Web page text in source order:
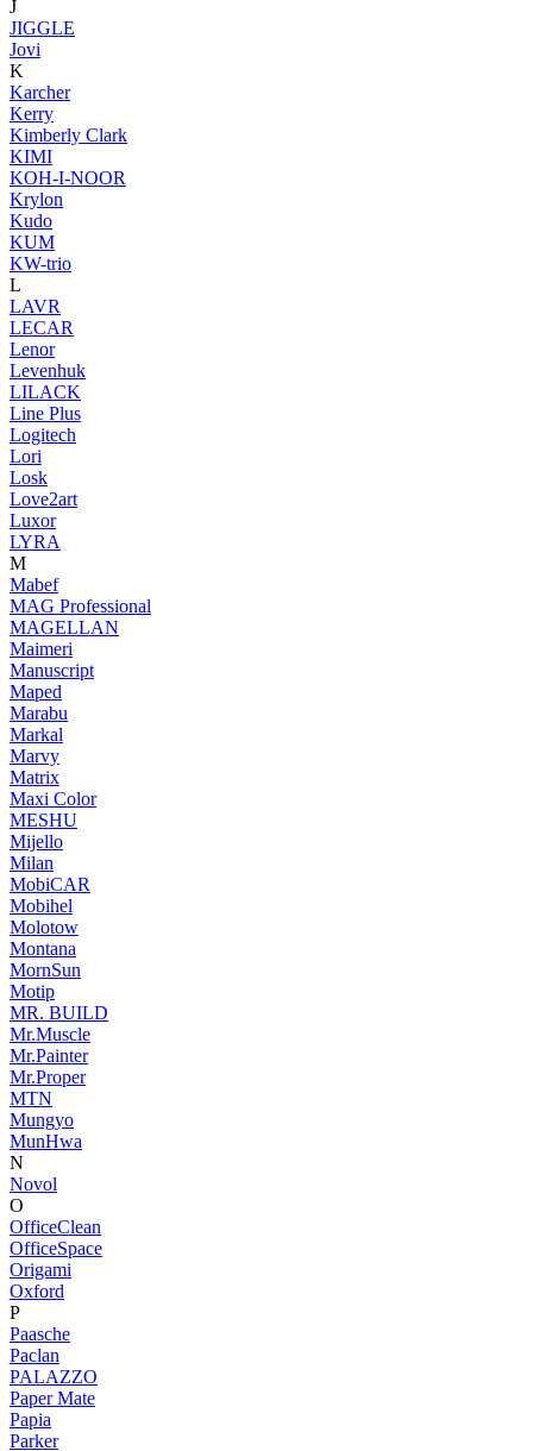
J
JIGGLE
Jovi
K
Karcher
Kerry
Kimberly Clark
KIMI
KOH-I-NOOR
Krylon
Kudo
KUM
KW-trio
L
LAVR
LECAR
Lenor
Levenhuk
LILACK
Line Plus
Logitech
Lori
Losk
Love2art
Luxor
LYRA
M
Mabef
MAG Professional
MAGELLAN
Maimeri
Manuscript
Maped
Marabu
Markal
Marvy
Matrix
Maxi Color
MESHU
Mijello
Milan
MobiCAR
Mobihel
Molotow
Montana
MornSun
Motip
MR. BUILD
Mr.Muscle
Mr.Painter
Mr.Proper
MTN
Mungyo
MunHwa
N
Novol
O
OfficeClean
OfficeSpace
Origami
Oxford
P
Paasche
Paclan
PALAZZO
Paper Mate
Papia
Parker